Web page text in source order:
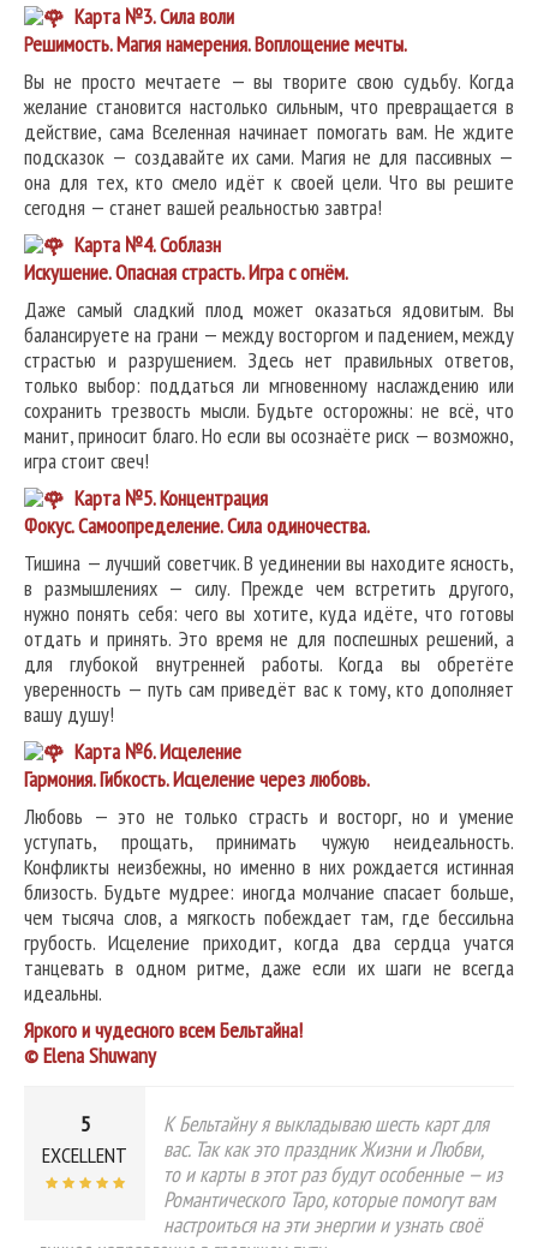
Карта №3. Сила воли
Решимость. Магия намерения. Воплощение мечты.
Вы не просто мечтаете — вы творите свою судьбу. Когда
желание становится настолько сильным, что превращается в
действие, сама Вселенная начинает помогать вам. Не ждите
подсказок — создавайте их сами. Магия не для пассивных —
она для тех, кто смело идёт к своей цели. Что вы решите
сегодня — станет вашей реальностью завтра!
Карта №4. Соблазн
Искушение. Опасная страсть. Игра с огнём.
Даже самый сладкий плод может оказаться ядовитым. Вы
балансируете на грани — между восторгом и падением, между
страстью и разрушением. Здесь нет правильных ответов,
только выбор: поддаться ли мгновенному наслаждению или
сохранить трезвость мысли. Будьте осторожны: не всё, что
манит, приносит благо. Но если вы осознаёте риск — возможно,
игра стоит свеч!
Карта №5. Концентрация
Фокус. Самоопределение. Сила одиночества.
Тишина — лучший советчик. В уединении вы находите ясность,
в размышлениях — силу. Прежде чем встретить другого,
нужно понять себя: чего вы хотите, куда идёте, что готовы
отдать и принять. Это время не для поспешных решений, а
для глубокой внутренней работы. Когда вы обретёте
уверенность — путь сам приведёт вас к тому, кто дополняет
вашу душу!
Карта №6. Исцеление
Гармония. Гибкость. Исцеление через любовь.
Любовь — это не только страсть и восторг, но и умение
уступать, прощать, принимать чужую неидеальность.
Конфликты неизбежны, но именно в них рождается истинная
близость. Будьте мудрее: иногда молчание спасает больше,
чем тысяча слов, а мягкость побеждает там, где бессильна
грубость. Исцеление приходит, когда два сердца учатся
танцевать в одном ритме, даже если их шаги не всегда
идеальны.
Яркого и чудесного всем Бельтайна!
© Elena Shuwany
5
EXCELLENT
К Бельтайну я выкладываю шесть карт для
вас. Так как это праздник Жизни и Любви,
то и карты в этот раз будут особенные — из
Романтического Таро, которые помогут вам
настроиться на эти энергии и узнать своё